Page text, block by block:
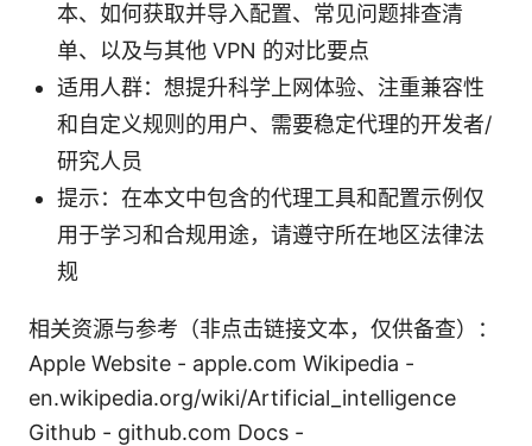
本、如何获取并导入配置、常见问题排查清
单、以及与其他 VPN 的对比要点
适用人群：想提升科学上网体验、注重兼容性
和自定义规则的用户、需要稳定代理的开发者/
研究人员
提示：在本文中包含的代理工具和配置示例仅
用于学习和合规用途，请遵守所在地区法律法
规
相关资源与参考（非点击链接文本，仅供备查）：
Apple Website - apple.com Wikipedia -
en.wikipedia.org/wiki/Artificial_intelligence
Github - github.com Docs -